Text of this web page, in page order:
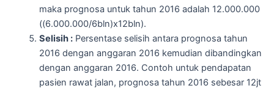
maka prognosa untuk tahun 2016 adalah 12.000.000
((6.000.000/6bln)x12bln).
Selisih :Persentase selisih antara prognosa tahun
2016 dengan anggaran 2016 kemudian dibandingkan
dengan anggaran 2016. Contoh untuk pendapatan
pasien rawat jalan, prognosa tahun 2016 sebesar 12jt